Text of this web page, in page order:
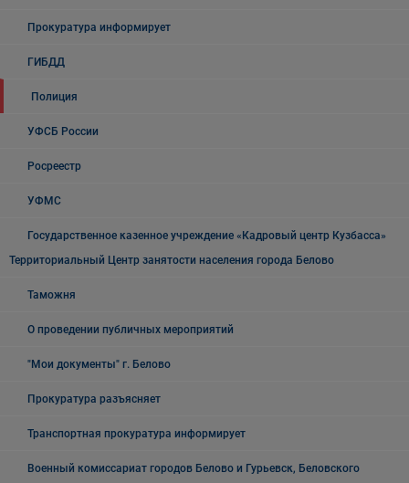
Прокуратура информирует
ГИБДД
Полиция
УФСБ России
Росреестр
УФМС
Государственное казенное учреждение «Кадровый центр Кузбасса»
Территориальный Центр занятости населения города Белово
Таможня
О проведении публичных мероприятий
"Мои документы" г. Белово
Прокуратура разъясняет
Транспортная прокуратура информирует
Военный комиссариат городов Белово и Гурьевск, Беловского